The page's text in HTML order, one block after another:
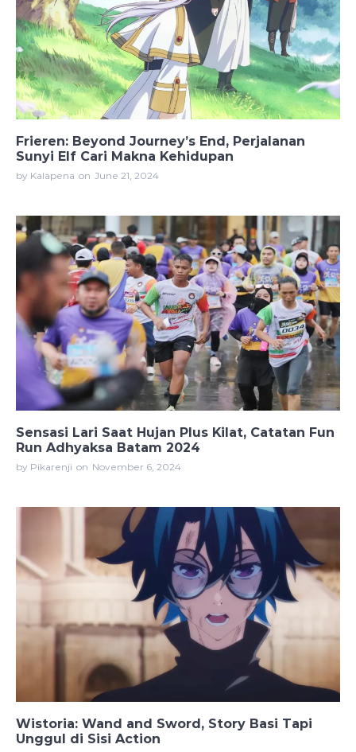
Frieren: Beyond Journey’s End, Perjalanan
Sunyi Elf Cari Makna Kehidupan
by Kalapena on June 21, 2024
Sensasi Lari Saat Hujan Plus Kilat, Catatan Fun
Run Adhyaksa Batam 2024
by Pikarenji on November 6, 2024
Wistoria: Wand and Sword, Story Basi Tapi
Unggul di Sisi Action